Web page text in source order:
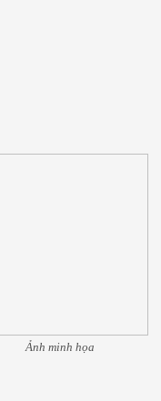
Ảnh minh họa